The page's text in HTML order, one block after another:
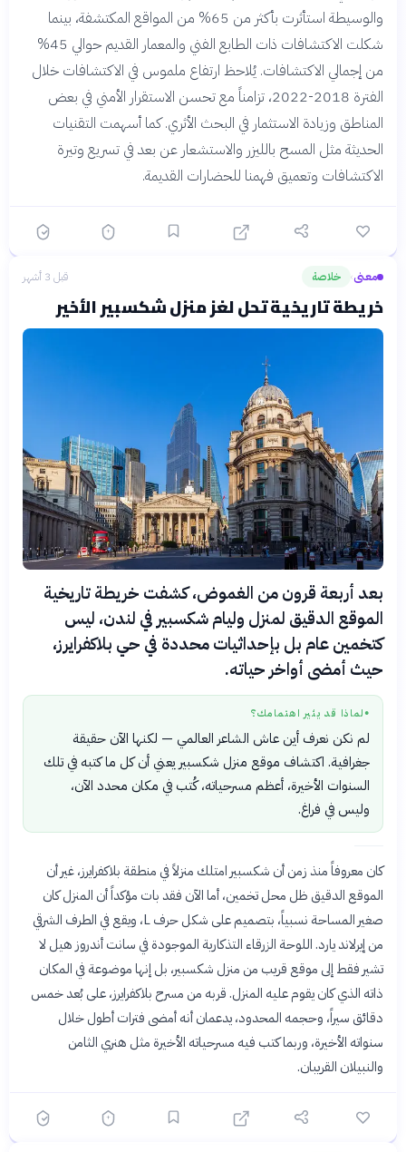
والوسيطة استأثرت بأكثر من 65% من المواقع المكتشفة، بينما
شكلت الاكتشافات ذات الطابع الفني والمعمار القديم حوالي 45%
من إجمالي الاكتشافات. يُلاحظ ارتفاع ملموس في الاكتشافات خلال
الفترة 2018-2022، تزامناً مع تحسن الاستقرار الأمني في بعض
المناطق وزيادة الاستثمار في البحث الأثري. كما أسهمت التقنيات
الحديثة مثل المسح بالليزر والاستشعار عن بعد في تسريع وتيرة
الاكتشافات وتعميق فهمنا للحضارات القديمة.
معنى› خلاصة قبل 3 أشهر
خريطة تاريخية تحل لغز منزل شكسبير الأخير
بعد أربعة قرون من الغموض، كشفت خريطة تاريخية
الموقع الدقيق لمنزل وليام شكسبير في لندن، ليس
كتخمين عام بل بإحداثيات محددة في حي بلاكفرايرز،
حيث أمضى أواخر حياته.
● لماذا قد يثير اهتمامك؟
لم نكن نعرف أين عاش الشاعر العالمي — لكنها الآن حقيقة
جغرافية. اكتشاف موقع منزل شكسبير يعني أن كل ما كتبه في تلك
السنوات الأخيرة، أعظم مسرحياته، كُتب في مكان محدد الآن،
وليس في فراغ.
كان معروفاً منذ زمن أن شكسبير امتلك منزلاً في منطقة بلاكفرايرز، غير أن
الموقع الدقيق ظل محل تخمين، أما الآن فقد بات مؤكداً أن المنزل كان
صغير المساحة نسبياً، بتصميم على شكل حرف L، ويقع في الطرف الشرقي
من إيرلاند يارد. اللوحة الزرقاء التذكارية الموجودة في سانت أندروز هيل لا
تشير فقط إلى موقع قريب من منزل شكسبير، بل إنها موضوعة في المكان
ذاته الذي كان يقوم عليه المنزل. قربه من مسرح بلاكفرايرز، على بُعد خمس
دقائق سيراً، وحجمه المحدود، يدعمان أنه أمضى فترات أطول خلال
سنواته الأخيرة، وربما كتب فيه مسرحياته الأخيرة مثل هنري الثامن
والنبيلان القريبان.